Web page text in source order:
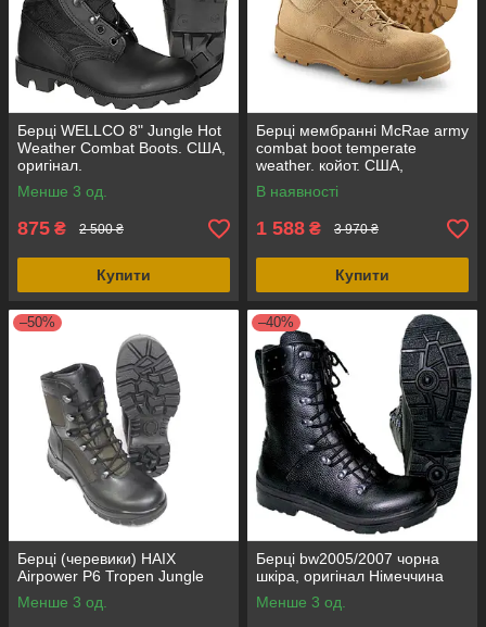
Берці WELLCO 8" Jungle Hot
Weather Combat Boots. США,
оригінал.
Менше 3 од.
875 ₴ 2 500 ₴
Купити
Берці мембранні McRae army
combat boot temperate
weather. койот. США,
оригінал.
В наявності
1 588 ₴ 3 970 ₴
Купити
–50%
Берці (черевики) HAIX
Airpower P6 Tropen Jungle
Менше 3 од.
–40%
Берці bw2005/2007 чорна
шкіра, оригінал Німеччина
Менше 3 од.